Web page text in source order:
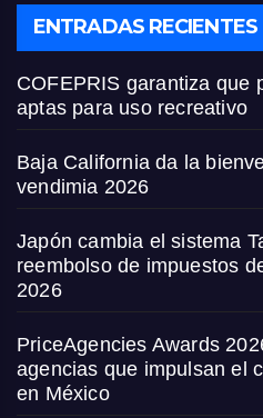
ENTRADAS RECIENTES
COFEPRIS garantiza que
aptas para uso recreativo
Baja California da la
vendimia 2026
Japón cambia el sistema
reembolso de impuestos
2026
PriceAgencies Awards
agencias que impulsan el
en México